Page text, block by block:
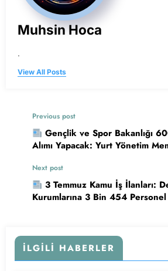
Muhsin Hoca
.
View All Posts
Previous post
Gençlik ve Spor Bakanlığı
Alımı Yapacak: Yurt Yönetim
Next post
3 Temmuz Kamu İş İlanları:
Kurumlarına 3 Bin 454 Personel
İLGILI HABERLER